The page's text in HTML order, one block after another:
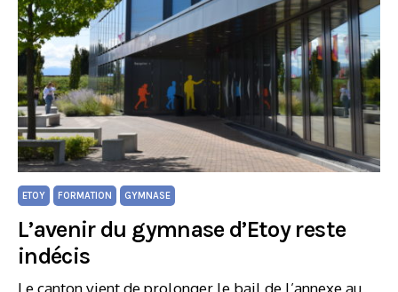
ETOY FORMATION GYMNASE
L’avenir du gymnase d’Etoy reste
indécis
Le canton vient de prolonger le bail de l’annexe au